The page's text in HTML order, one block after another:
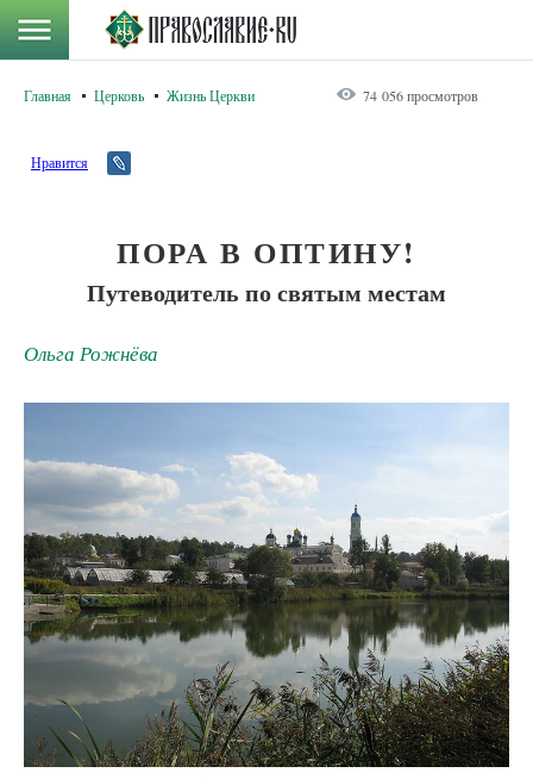
Главная Церковь Жизнь Церкви 74 056 просмотров
Нравится
ПОРА В ОПТИНУ!
Путеводитель по святым местам
Ольга Рожнёва